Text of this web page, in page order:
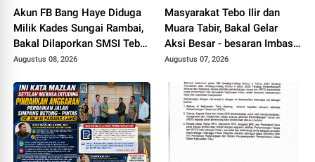
Akun FB Bang Haye Diduga
Milik Kades Sungai Rambai,
Bakal Dilaporkan SMSI Tebo
ke Polisi Terkait UU ITE
Augustus 08, 2026
Masyarakat Tebo Ilir dan
Muara Tabir, Bakal Gelar
Aksi Besar - besaran Imbas
Jalan Simpang Betung -
2027
Augustus 07, 2026